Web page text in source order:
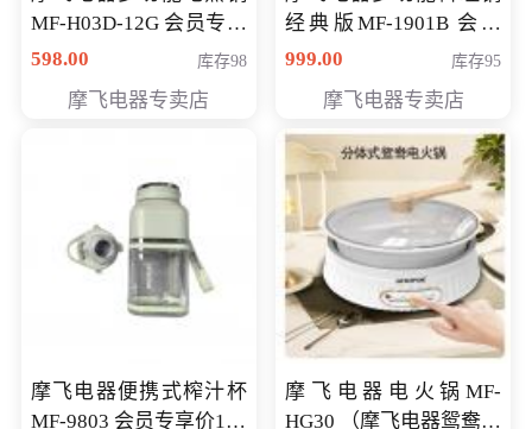
MF-H03D-12G 会员专享
价398元
598.00 库存98
摩飞电器专卖店
经典版MF-1901B 会员
专享价399元
999.00 库存95
摩飞电器专卖店
摩飞电器便携式榨汁杯
MF-9803 会员专享价138
摩飞电器电火锅MF-
HG30 （摩飞电器鸳鸯锅